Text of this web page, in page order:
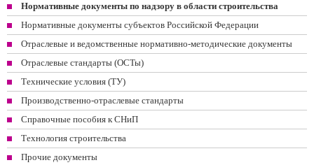
Нормативные документы по надзору в области строительства
Нормативные документы субъектов Российской Федерации
Отраслевые и ведомственные нормативно-методические документы
Отраслевые стандарты (ОСТы)
Технические условия (ТУ)
Производственно-отраслевые стандарты
Справочные пособия к СНиП
Технология строительства
Прочие документы